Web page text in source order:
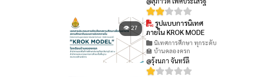
👁 27
รูปแบบการนิเทศ
ภายใน KROK MODE
นิเทศการศึกษา ทุกระดับ
🏫 บ้านคลองครก
@รุ้งนภา จันทร์ลี